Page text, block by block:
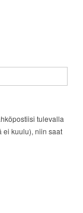
tulevalla
ei kuulu), niin saat